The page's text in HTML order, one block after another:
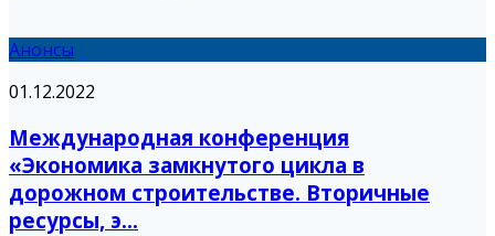
Анонсы
01.12.2022
Международная конференция
«Экономика замкнутого цикла в
дорожном строительстве. Вторичные
ресурсы, э...